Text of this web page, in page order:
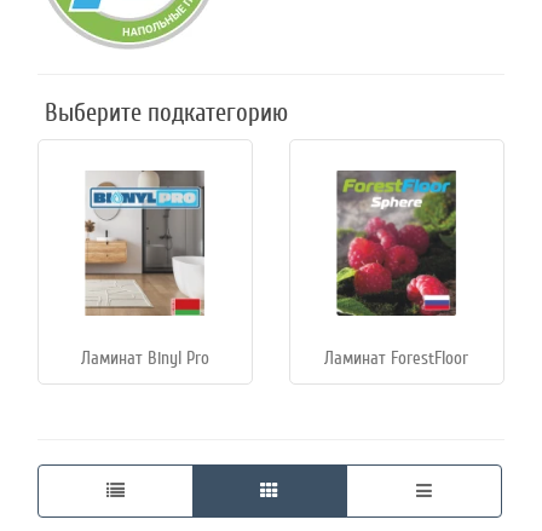
Режим
Контакты
Выберите подкатегорию
Ламинат Binyl Pro Ламинат ForestFloor